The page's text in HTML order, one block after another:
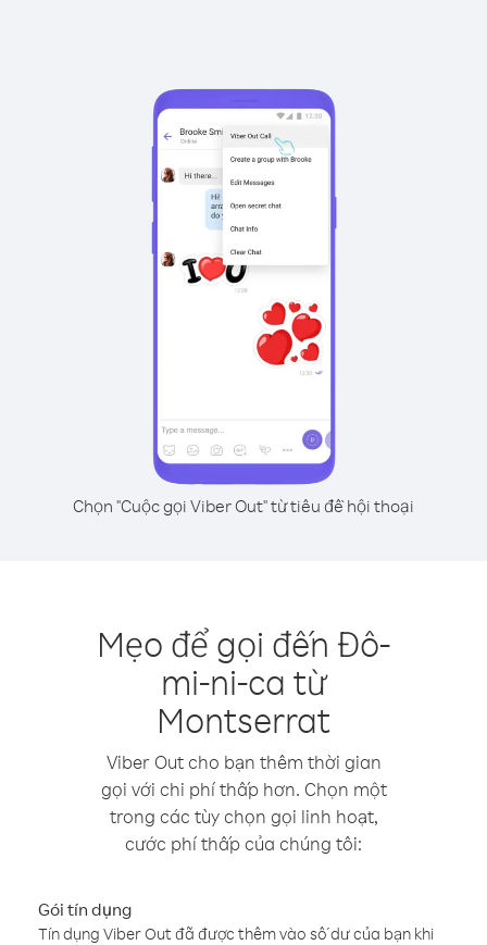
Chọn "Cuộc gọi Viber Out" từ tiêu đề hội thoại
Mẹo để gọi đến Đô-
mi-ni-ca từ
Montserrat
Viber Out cho bạn thêm thời gian
gọi với chi phí thấp hơn. Chọn một
trong các tùy chọn gọi linh hoạt,
cước phí thấp của chúng tôi:
Gói tín dụng
Tín dụng Viber Out đã được thêm vào số dư của bạn khi